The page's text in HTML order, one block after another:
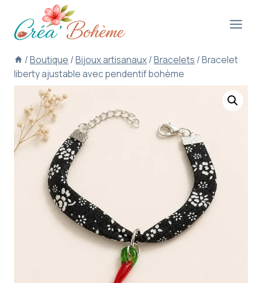
contenu
/ Boutique / Bijoux artisanaux/ Bracelets / Bracelet
liberty ajustable avec pendentif bohème